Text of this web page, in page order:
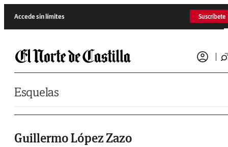
Accede sin límites Suscríbete
Esquelas
Guillermo López Zazo